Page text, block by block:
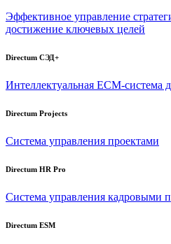
Эффективное управление
достижение ключевых целей
Directum СЭД+
Интеллектуальная ECM-система
Directum Projects
Система управления проектами
Directum HR Pro
Система управления кадровыми
Directum ESM